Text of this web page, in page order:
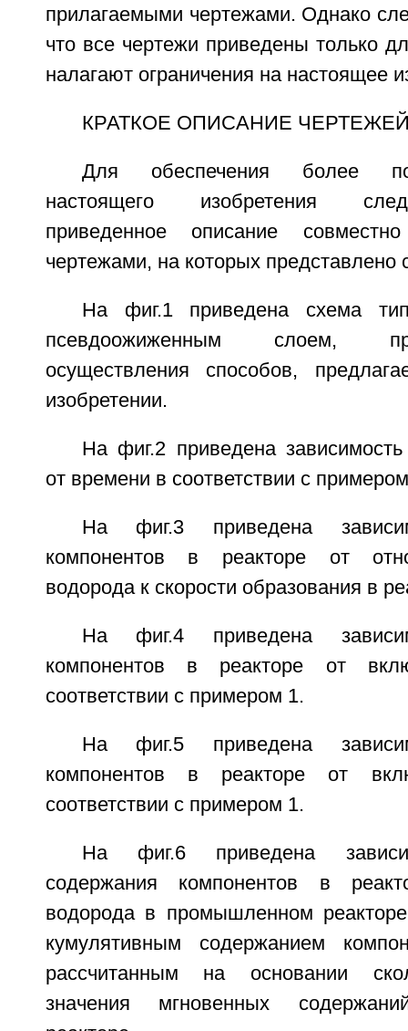
прилагаемыми чертежами. Однако
что все чертежи приведены только
налагают ограничения на настоящее
КРАТКОЕ ОПИСАНИЕ
Для обеспечения более
настоящего изобретения
приведенное описание
чертежами, на которых
На фиг.1 приведена схема
псевдоожиженным слоем,
осуществления способов,
изобретении.
На фиг.2 приведена
от времени в соответствии с
На фиг.3 приведена
компонентов в реакторе от
водорода к скорости образования в
На фиг.4 приведена
компонентов в реакторе от
соответствии с примером 1.
На фиг.5 приведена
компонентов в реакторе от
соответствии с примером 1.
На фиг.6 приведена
содержания компонентов в
водорода в промышленном
кумулятивным содержанием
рассчитанным на основании
значения мгновенных